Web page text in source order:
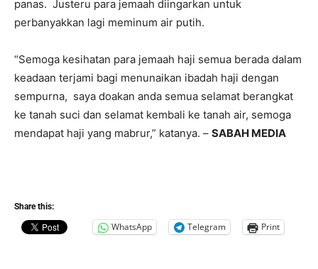
panas. Justeru para jemaah diingarkan untuk
perbanyakkan lagi meminum air putih.
“Semoga kesihatan para jemaah haji semua berada dalam
keadaan terjami bagi menunaikan ibadah haji dengan
sempurna, saya doakan anda semua selamat berangkat
ke tanah suci dan selamat kembali ke tanah air, semoga
mendapat haji yang mabrur,” katanya. – SABAH MEDIA
Share this:
WhatsApp Telegram Print